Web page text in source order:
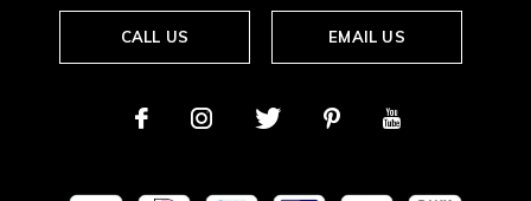
CALL US EMAIL US